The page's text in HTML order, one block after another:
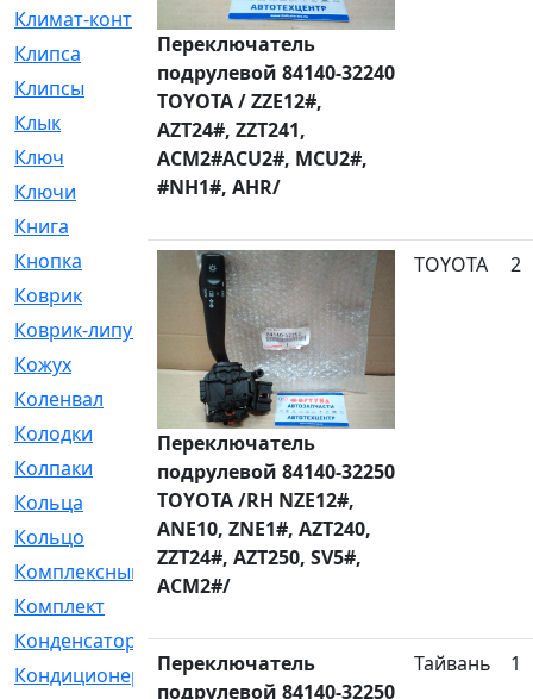
Климат-контроль
[3]
Клипса
[21]
Клипсы
[321]
Клык
[4]
Ключ
[2]
Ключи
[3]
Книга
Кнопка
[3]
Коврик
[1]
Коврик-липучка
[2]
Кожух
[4]
Коленвал
[38]
Колодки
[2151]
Колпаки
[5]
Кольца
[1164]
Кольцо
[272]
Комплексный
[1]
Комплект
Конденсатор
[1]
Кондиционер
[2]
Переключатель
подрулевой 84140-32240
TOYOTA / ZZE12#,
AZT24#, ZZT241,
ACM2#ACU2#, MCU2#,
#NH1#, AHR/
Переключатель
подрулевой 84140-32250
TOYOTA /RH NZE12#,
ANE10, ZNE1#, AZT240,
ZZT24#, AZT250, SV5#,
ACM2#/
TOYOTA 2
Переключатель
подрулевой 84140-32250
Тайвань 1